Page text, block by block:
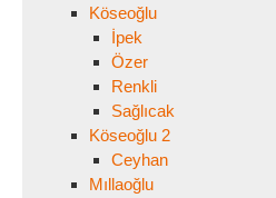
Köseoğlu
İpek
Özer
Renkli
Sağlıcak
Köseoğlu 2
Ceyhan
Mıllaoğlu